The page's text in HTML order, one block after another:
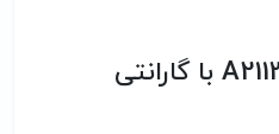
خرید مطمئن باتری A2113 با گارانتی